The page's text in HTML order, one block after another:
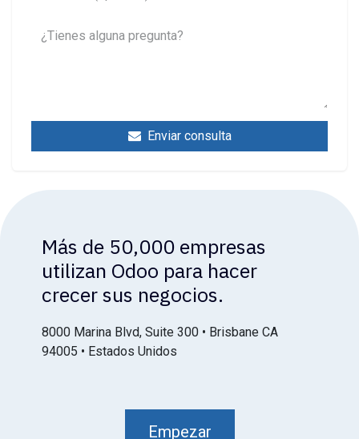
Enviar consulta
Más de 50,000 empresas
utilizan Odoo para hacer
crecer sus negocios.
Empezar
8000 Marina Blvd, Suite 300 • Brisbane CA
94005 • Estados Unidos